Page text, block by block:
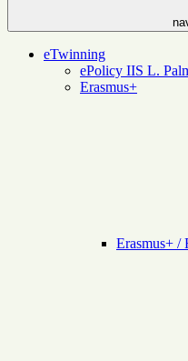
eTwinning
ePolicy IIS L.
Erasmus+
Erasmus+ /